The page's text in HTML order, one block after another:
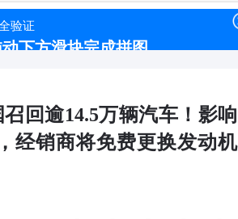
回逾14.5万辆汽车！影响
经销商将免费更换发动机